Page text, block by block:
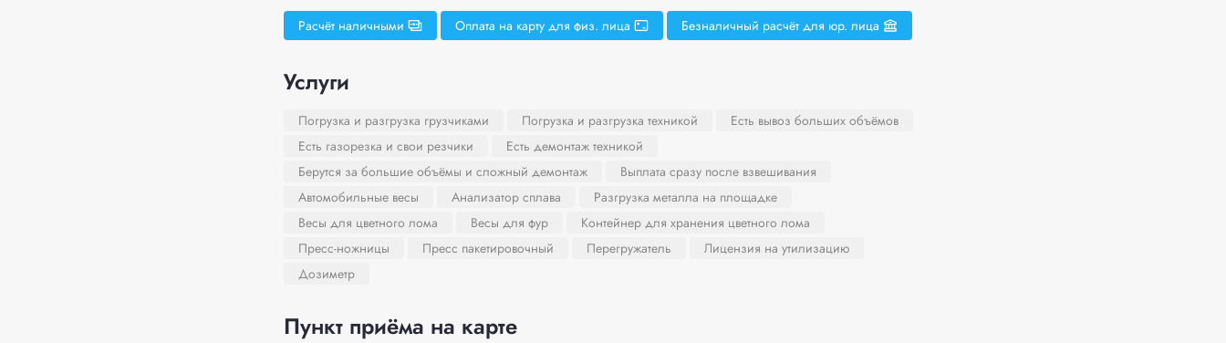
Расчёт наличными Оплата на карту для физ. лица Безналичный расчёт для юр. лица
Услуги
Погрузка и разгрузка грузчиками Погрузка и разгрузка техникой
Есть вывоз больших объёмов
Есть газорезка и свои резчики
Есть демонтаж техникой
Берутся за большие объёмы и сложный демонтаж
Выплата сразу после взвешивания
Автомобильные весы
Анализатор сплава
Разгрузка металла на площадке
Весы для цветного лома
Весы для фур
Контейнер для хранения цветного лома
Пресс-ножницы
Пресс пакетировочный Перегружатель
Лицензия на утилизацию
Дозиметр
Пункт приёма на карте